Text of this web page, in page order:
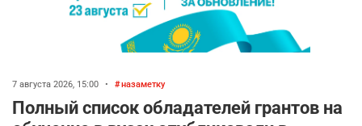
7 августа 2026, 15:00 • назаметку
Полный список обладателей грантов на